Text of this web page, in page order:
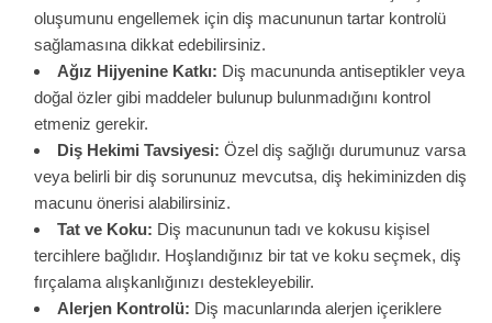
oluşumunu engellemek için diş macununun tartar kontrolü
sağlamasına dikkat edebilirsiniz.
Ağız Hijyenine Katkı: Diş macununda antiseptikler veya
doğal özler gibi maddeler bulunup bulunmadığını kontrol
etmeniz gerekir.
Diş Hekimi Tavsiyesi: Özel diş sağlığı durumunuz varsa
veya belirli bir diş sorununuz mevcutsa, diş hekiminizden diş
macunu önerisi alabilirsiniz.
Tat ve Koku: Diş macununun tadı ve kokusu kişisel
tercihlere bağlıdır. Hoşlandığınız bir tat ve koku seçmek, diş
fırçalama alışkanlığınızı destekleyebilir.
Alerjen Kontrolü: Diş macunlarında alerjen içeriklere